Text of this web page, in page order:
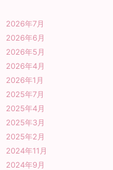
2026年7月
2026年6月
2026年5月
2026年4月
2026年1月
2025年7月
2025年4月
2025年3月
2025年2月
2024年11月
2024年9月